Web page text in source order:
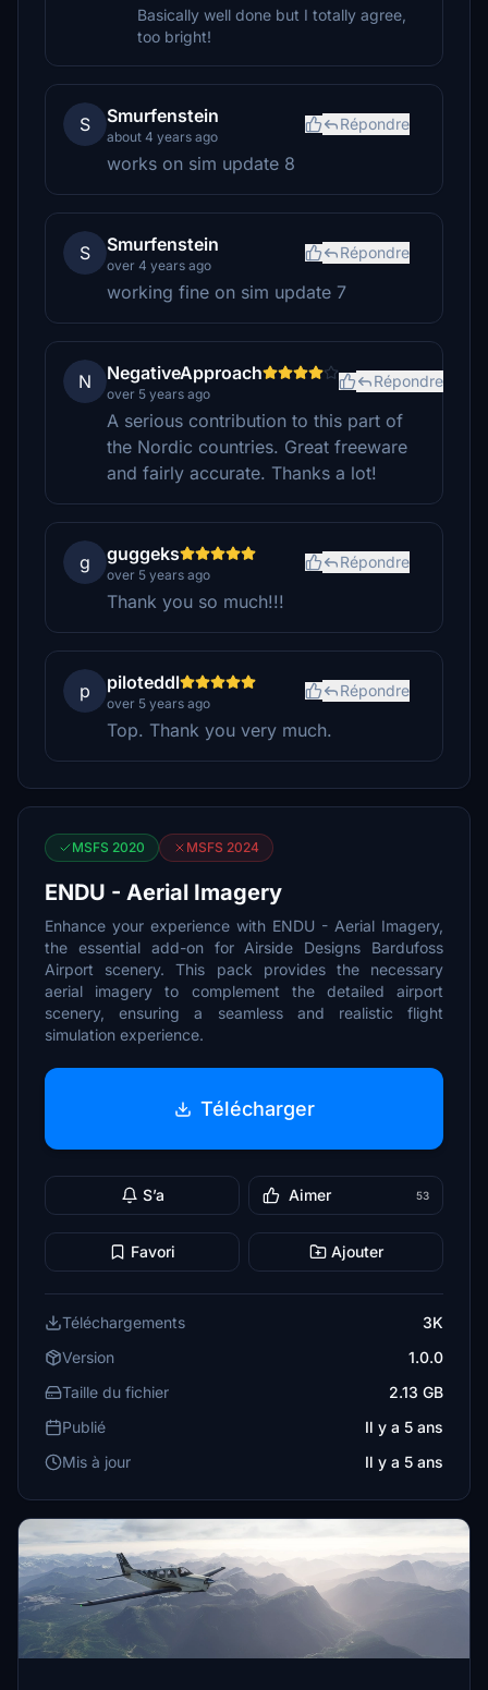
Basically well done but I totally agree,
too bright!
S Smurfenstein
about 4 years ago
Répondre
works on sim update 8
S Smurfenstein
over 4 years ago
Répondre
working fine on sim update 7
N NegativeApproach
over 5 years ago
Répondre
A serious contribution to this part of
the Nordic countries. Great freeware
and fairly accurate. Thanks a lot!
g guggeks
over 5 years ago
Répondre
Thank you so much!!!
p piloteddl
over 5 years ago
Répondre
Top. Thank you very much.
MSFS 2020 MSFS 2024
ENDU - Aerial Imagery
Enhance your experience with ENDU - Aerial Imagery,
the essential add-on for Airside Designs Bardufoss
Airport scenery. This pack provides the necessary
aerial imagery to complement the detailed airport
scenery, ensuring a seamless and realistic flight
simulation experience.
Télécharger
S’a Aimer 53
Favori Ajouter
Téléchargements
3K
Version
1.0.0
Taille du fichier
2.13 GB
Publié
Il y a 5 ans
Mis à jour
Il y a 5 ans